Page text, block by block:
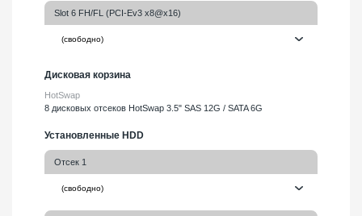
Slot 6 FH/FL (PCI-Ev3 x8@x16)
Дисковая корзина
HotSwap
8 дисковых отсеков HotSwap 3.5" SAS 12G / SATA 6G
Установленные HDD
Отсек 1